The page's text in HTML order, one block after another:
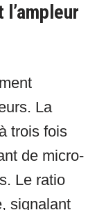
La
trois fois
de micro-
Le ratio
signalant